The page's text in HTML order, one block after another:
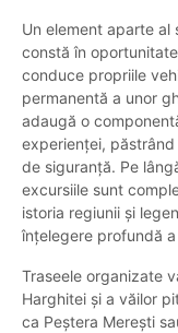
Un element aparte al
constă în
conduce propriile
permanentă a unor
adaugă o
experienței,
de siguranță. Pe
excursiile sunt
istoria regiunii și
înțelegere profundă a
Traseele organizate
Harghitei și a văilor
ca Peștera Merești